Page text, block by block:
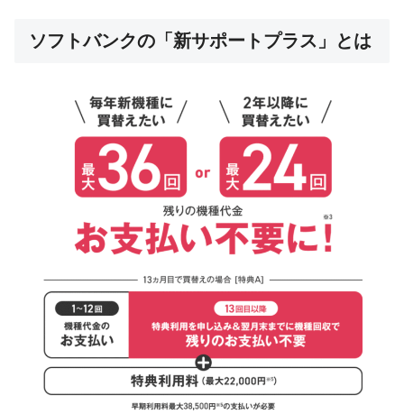
ソフトバンクの「新サポートプラス」とは